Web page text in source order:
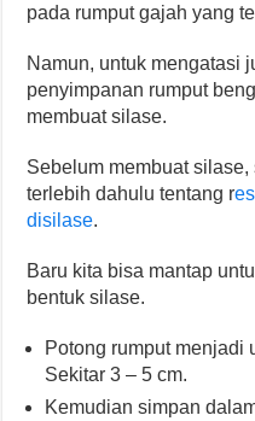
pada rumput gajah yang
Namun, untuk mengatasi
penyimpanan rumput
membuat silase.
Sebelum membuat
terlebih dahulu tentang r
disilase.
Baru kita bisa mantap
bentuk silase.
Potong rumput menjadi
Sekitar 3 – 5 cm.
Kemudian simpan